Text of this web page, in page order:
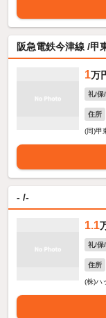
阪急電鉄今津線 /甲
1万
礼/保
住所
(同)甲
- /-
1.1
礼/保
住所
(株)ハ